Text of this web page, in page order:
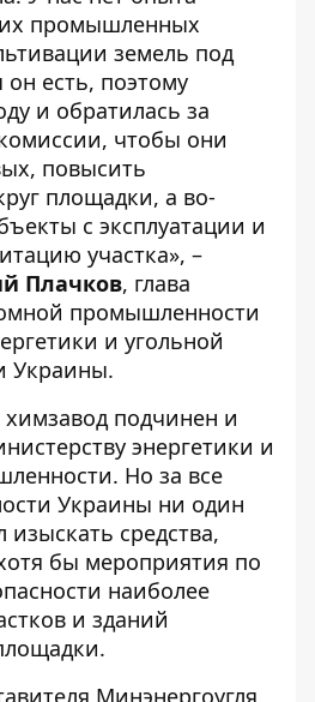
промышленных
земель под
есть, поэтому
и обратилась за
чтобы они
повысить
площадки, а во-
с эксплуатации и
участка», –
Плачков, глава
промышленности
и угольной
Украины.
подчинен и
энергетики и
Но за все
Украины ни один
средства,
бы мероприятия по
наиболее
и зданий
Минэнергоугля